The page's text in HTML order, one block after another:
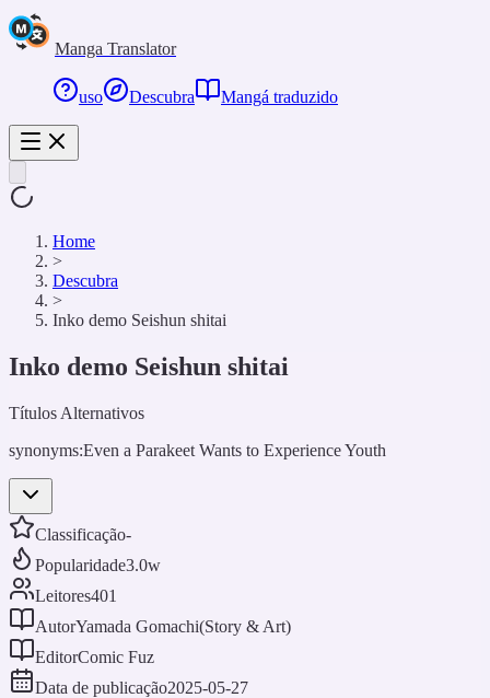
Manga Translator
uso Descubra Mangá traduzido
Home
>
Descubra
>
Inko demo Seishun shitai
Inko demo Seishun shitai
Títulos Alternativos
synonyms:Even a Parakeet Wants to Experience Youth
Classificação-
Popularidade3.0w
Leitores401
AutorYamada Gomachi(Story & Art)
EditorComic Fuz
Data de publicação2025-05-27